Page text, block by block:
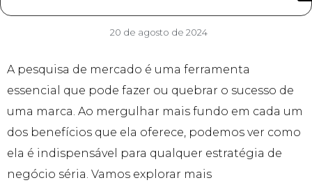
20 de agosto de 2024
A pesquisa de mercado é uma ferramenta
essencial que pode fazer ou quebrar o sucesso de
uma marca. Ao mergulhar mais fundo em cada um
dos benefícios que ela oferece, podemos ver como
ela é indispensável para qualquer estratégia de
negócio séria. Vamos explorar mais